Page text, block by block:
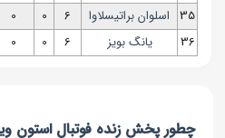
35 اسلوان براتیسلاوا 6
0
0
36
یانگ بویز 6
0
0
چطور پخش زنده فوتبال استون